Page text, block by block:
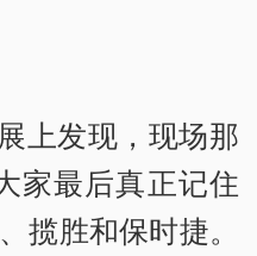
发现，现场那
家最后真正记住
胜和保时捷。